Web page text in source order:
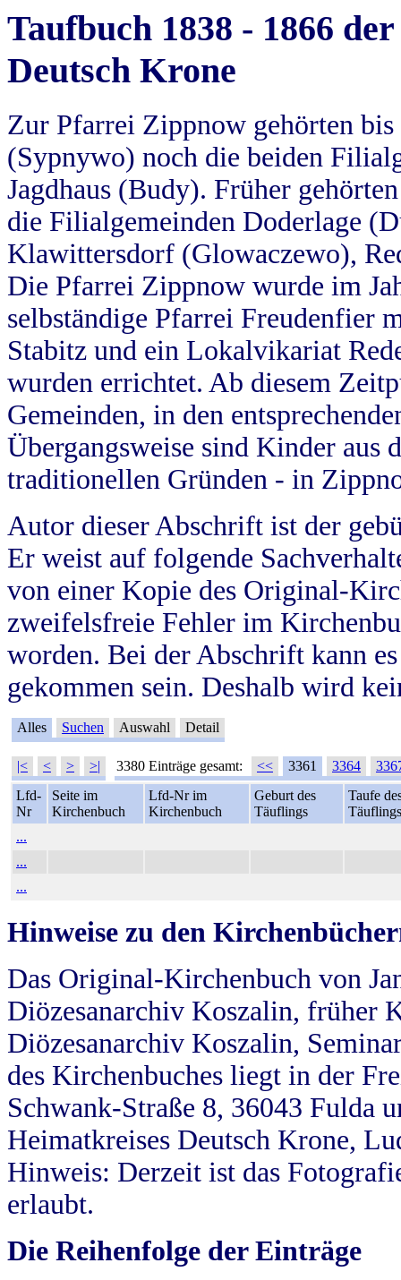
Taufbuch 1838 - 1866
Deutsch Krone
Zur Pfarrei Zippnow gehörten
(Sypnywo) noch die beiden
Jagdhaus (Budy). Früher
die Filialgemeinden Doderlage
Klawittersdorf (Glowaczewo),
Die Pfarrei Zippnow wurde im
selbständige Pfarrei Freudenfier
Stabitz und ein Lokalvikariat
wurden errichtet. Ab diesem
Gemeinden, in den
Übergangsweise sind Kinder aus
traditionellen Gründen - in
Autor dieser Abschrift ist der
Er weist auf folgende
von einer Kopie des Original-
zweifelsfreie Fehler im
worden. Bei der Abschrift kann
gekommen sein. Deshalb wird
Alles Suchen Auswahl Detail
|< < > >| 3380 Einträge gesamt: << 3361 3364
Lfd-
Nr
Seite im
Kirchenbuch
Lfd-Nr im
Kirchenbuch
Geburt des
Täuflings
Taufe
Täuflings
...
...
...
Hinweise zu den
Das Original-Kirchenbuch von
Diözesanarchiv Koszalin, früher
Diözesanarchiv Koszalin,
des Kirchenbuches liegt in der
Schwank-Straße 8, 36043 Fulda
Heimatkreises Deutsch Krone,
Hinweis: Derzeit ist das
erlaubt.
Die Reihenfolge der Einträge